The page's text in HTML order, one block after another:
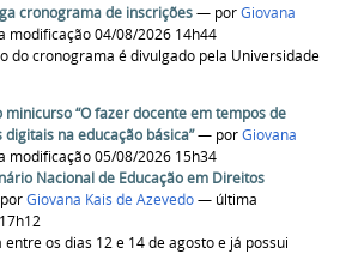
cronograma de inscrições— porGiovana
modificação 04/08/2026 14h44
do cronograma é divulgado pela Universidade
“O fazer docente em tempos de
na educação básica”— porGiovana
modificação 05/08/2026 15h34
Nacional de Educação em Direitos
porGiovana Kais de Azevedo— última
os dias 12 e 14 de agosto e já possui